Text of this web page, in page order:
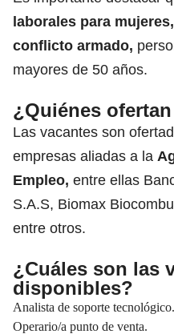
laborales para
conflicto armado,
mayores de 50 años.
¿Quiénes
Las vacantes son
empresas aliadas a la
Empleo, entre ellas
S.A.S, Biomax
entre otros.
¿Cuáles son las
disponibles?
Analista de soporte tecnológico.
Operario/a punto de venta.